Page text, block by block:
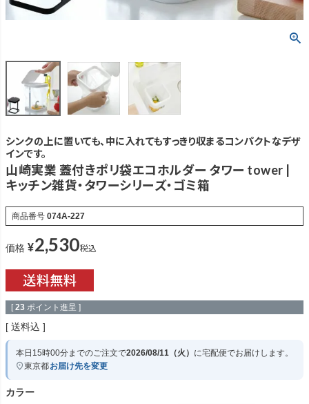
シンクの上に置いても、中に入れてもすっきり収まるコンパクトなデザ
インです。
山崎実業 蓋付きポリ袋エコホルダー タワー tower |
キッチン雑貨・タワーシリーズ・ゴミ箱
商品番号 074A-227
価格 ¥2,530税込
[ 23 ポイント進呈 ]
送料込
本日 15時00分までのご注文で2026/08/11（火） に宅配便でお届けします。
東京都お届け先を変更
カラー